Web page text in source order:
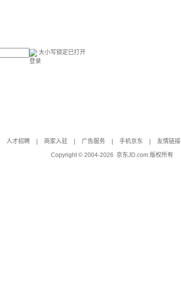
大小写锁定已打开
登录
人才招聘 商家入驻 广告服务 手机京东 友情链接
Copyright © 2004-2026 京东JD.com 版权所有